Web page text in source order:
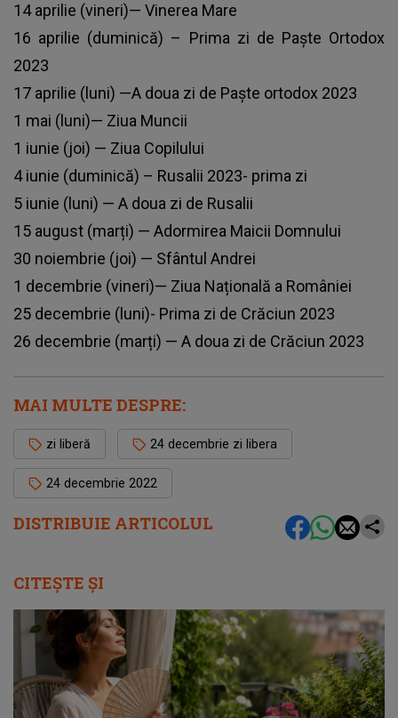
DISTRIBUIE ARTICOLUL
14 aprilie (vineri)— Vinerea Mare
16 aprilie (duminică) – Prima zi de Paște Ortodox
2023
17 aprilie (luni) —A doua zi de Paște ortodox 2023
1 mai (luni)— Ziua Muncii
1 iunie (joi) — Ziua Copilului
4 iunie (duminică) – Rusalii 2023- prima zi
5 iunie (luni) — A doua zi de Rusalii
15 august (marți) — Adormirea Maicii Domnului
30 noiembrie (joi) — Sfântul Andrei
1 decembrie (vineri)— Ziua Națională a României
25 decembrie (luni)- Prima zi de Crăciun 2023
26 decembrie (marți) — A doua zi de Crăciun 2023
MAI MULTE DESPRE:
zi liberă 24 decembrie zi libera
24 decembrie 2022
CITEȘTE ȘI